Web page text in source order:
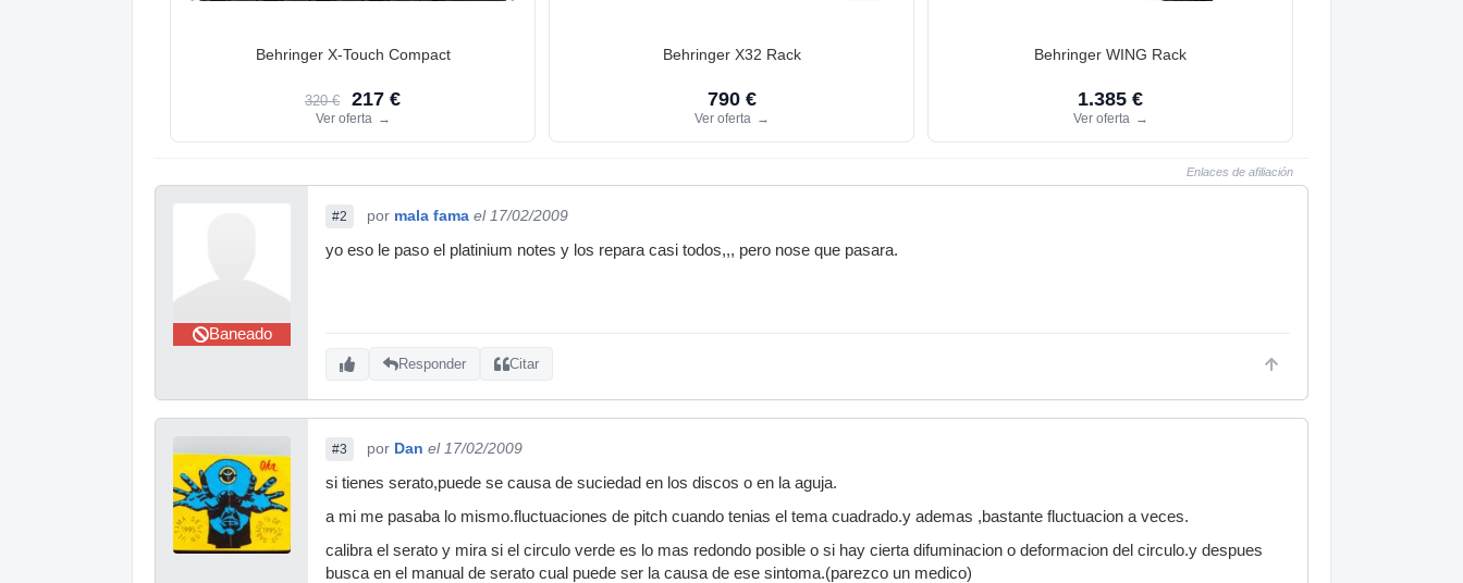
Behringer X-Touch Compact
320 € 217 €
Ver oferta →
Behringer X32 Rack
790 €
Ver oferta →
Behringer WING Rack
1.385 €
Ver oferta →
Enlaces de afiliación
Baneado
#2 por mala fama el 17/02/2009
yo eso le paso el platinium notes y los repara casi todos,,, pero nose que pasara.
Responder Citar
#3 por Dan el 17/02/2009
si tienes serato,puede se causa de suciedad en los discos o en la aguja.
a mi me pasaba lo mismo.fluctuaciones de pitch cuando tenias el tema cuadrado.y ademas ,bastante fluctuacion a veces.
calibra el serato y mira si el circulo verde es lo mas redondo posible o si hay cierta difuminacion o deformacion del circulo.y despues
busca en el manual de serato cual puede ser la causa de ese sintoma.(parezco un medico)